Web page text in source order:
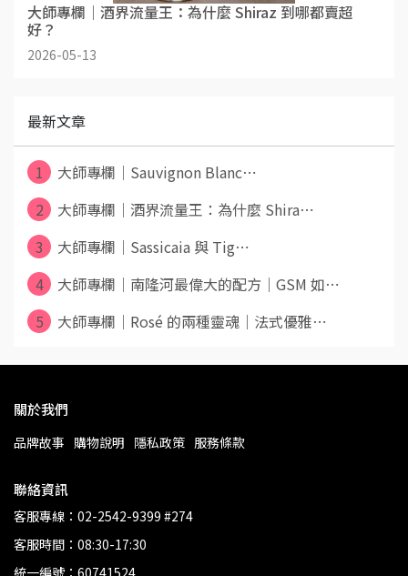
大師專欄｜酒界流量王：為什麼 Shiraz 到哪都賣超
好？
2026-05-13
最新文章
1
大師專欄｜Sauvignon Blanc⋯
2
大師專欄｜酒界流量王：為什麼 Shira⋯
3
大師專欄｜Sassicaia 與 Tig⋯
4
大師專欄｜南隆河最偉大的配方｜GSM 如⋯
5
大師專欄｜Rosé 的兩種靈魂｜法式優雅⋯
關於我們
品牌故事 購物說明 隱私政策 服務條款
聯絡資訊
客服專線：02-2542-9399 #274
客服時間：08:30-17:30